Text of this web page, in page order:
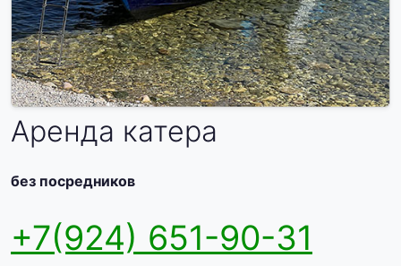
Аренда катера
без посредников
+7(924) 651-90-31